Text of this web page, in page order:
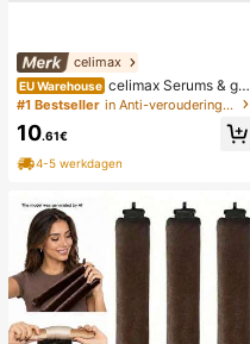
celimax
EU Warehouse celimax Serums & gez
ichtsbehandelingen
#1 Bestseller in Anti-veroudering Serums & Gezichtsbehandelingen
10.61€
4-5 werkdagen